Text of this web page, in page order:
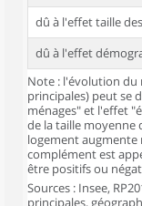
dû à l'effet taille
dû à l'effet
Note : l'évolution du
principales) peut se
ménages" et l'effet
de la taille moyenne
logement augmente
complément est
être positifs ou
Sources : Insee,
principales,